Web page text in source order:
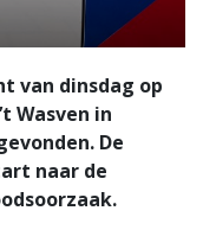
van dinsdag op
Wasven in
De
naar de